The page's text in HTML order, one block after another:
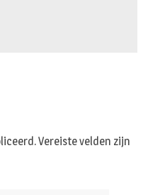
Vereiste velden zijn